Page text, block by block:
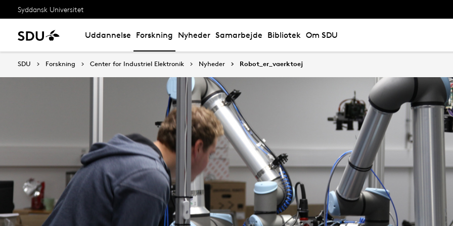
Syddansk Universitet
Uddannelse Forskning Nyheder Samarbejde Bibliotek Om SDU
SDU Forskning Center for Industriel Elektronik Nyheder Robot_er_vaerktoej